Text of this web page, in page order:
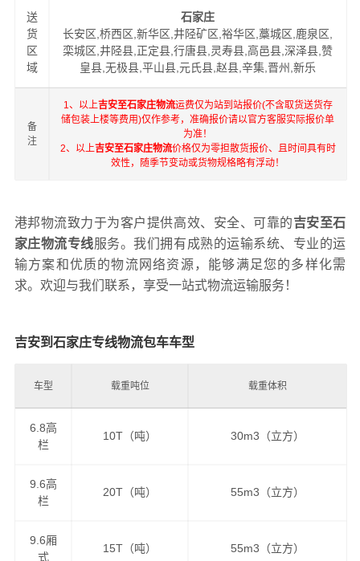
送
货
区
域
石家庄
长安区,桥西区,新华区,井陉矿区,裕华区,藁城区,鹿泉区,
栾城区,井陉县,正定县,行唐县,灵寿县,高邑县,深泽县,赞
皇县,无极县,平山县,元氏县,赵县,辛集,晋州,新乐
备
注
1、以上吉安至石家庄物流运费仅为站到站报价(不含取货送货存
储包装上楼等费用)仅作参考，准确报价请以官方客服实际报价单
为准！
2、以上吉安至石家庄物流价格仅为零担散货报价、且时间具有时
效性，随季节变动或货物规格略有浮动！
港邦物流致力于为客户提供高效、安全、可靠的吉安至石
家庄物流专线服务。我们拥有成熟的运输系统、专业的运
输方案和优质的物流网络资源，能够满足您的多样化需
求。欢迎与我们联系，享受一站式物流运输服务！
吉安到石家庄专线物流包车车型
车型 载重吨位 载重体积
6.8高
栏
10T（吨） 30m3（立方）
9.6高
栏
20T（吨） 55m3（立方）
9.6厢
式
15T（吨） 55m3（立方）